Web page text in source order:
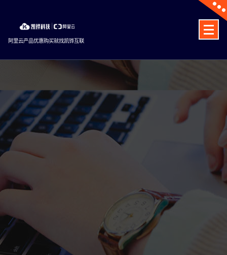
content
阿里云产品优惠购买就找凯铧互联